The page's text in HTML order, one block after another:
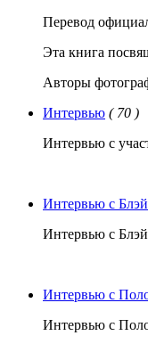
Перевод
Эта книга
Авторы
Интервью ( 70 )
Интервью с
Интервью с
Интервью с
Интервью с
Интервью с